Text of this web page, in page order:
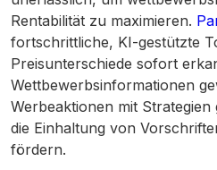
Rentabilität zu maximieren.
fortschrittliche, KI-gestützte
Preisunterschiede sofort
Wettbewerbsinformationen
Werbeaktionen mit
die Einhaltung von
fördern.